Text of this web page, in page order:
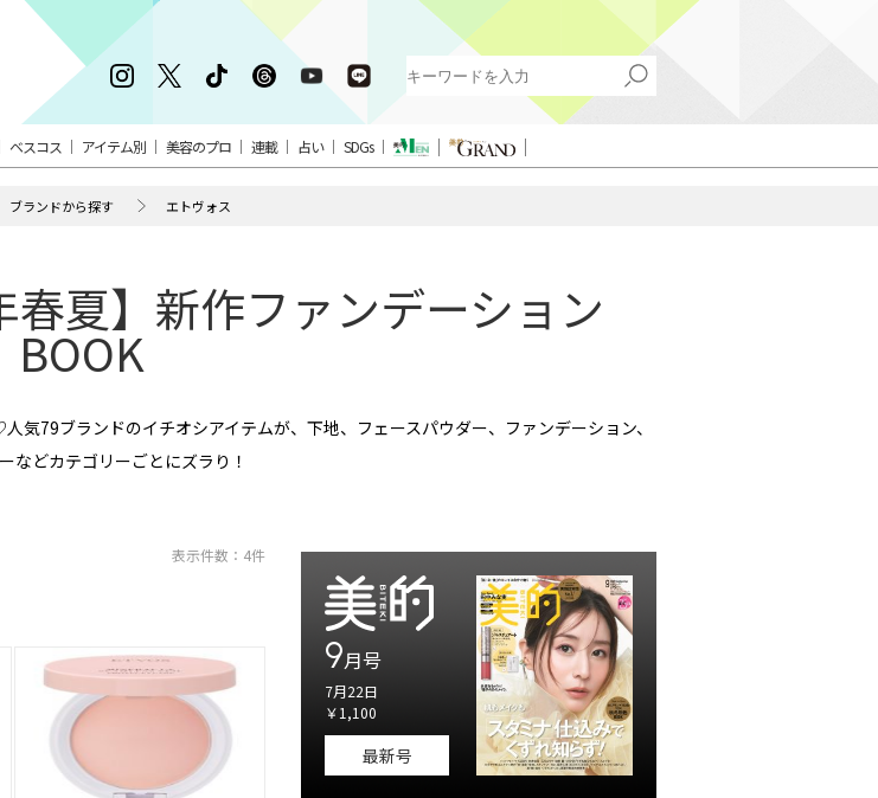
ベスコス アイテム別 美容のプロ 連載 占い SDGs
ブランドから探す エトヴォス
夏】新作ファンデーション
BOOK
気79ブランドのイチオシアイテムが、下地、フェースパウダー、ファンデーション、
などカテゴリーごとにズラり！
表示件数：4件
9月号
7月22日
￥1,100
最新号